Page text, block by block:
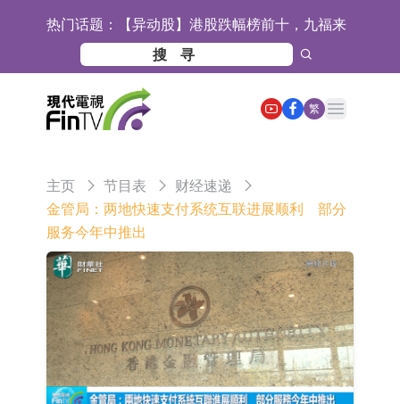
热门话题： 【异动股】港股跌幅榜前十，九福来
(08611.HK)跌21.43%，天瑞汽车内饰
(06162.HK)跌18.44%
【异动股】港股涨幅榜前十，佳明集
团控股(01271.HK)涨+78.22%，拿森
科技(02261.HK)涨+64.11%
斯迪克：公司为国内折叠屏核心功能
材料供应商
恒瑞医药：公司已在中国获批上市26
目标客户的测试认证
上期所：7月份对11个实际控制关系
账户组采取限制开仓的监管措施
特发服务：成功中标哔哩哔哩上海滨
江总部物业服务项目
亚太股份：公司是零跑汽车和
Stellantis集团的供应商
理工雷科面向边缘AI场景推出"山
海"系列智算模组 系列产品基于国产
CPU与GPU构建
【异动股】医疗研发外包板块拉升，
博腾股份(300363.CN)涨20.02%
日韩股市收盘双双下跌
繁
Open main menu
主页 节目表
财经速递
金管局：两地快速支付系统互联进展顺利 部分
服务今年中推出